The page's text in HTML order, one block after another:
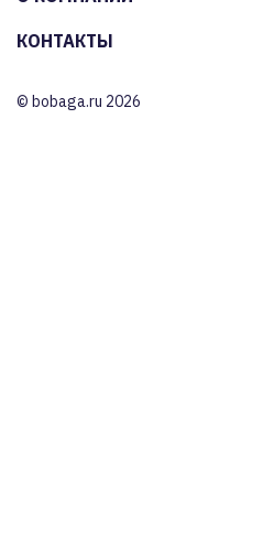
КОНТАКТЫ
© bobaga.ru 2026